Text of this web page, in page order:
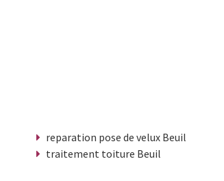
reparation pose de velux Beuil
traitement toiture Beuil